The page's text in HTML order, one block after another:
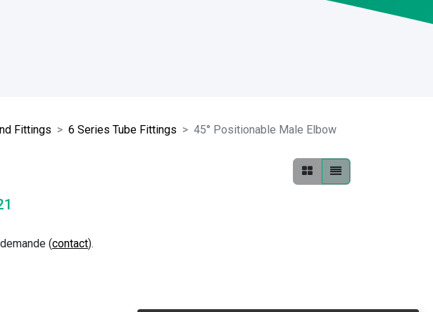
Fittings 6 Series Tube Fittings 45° Positionable Male Elbow
(contact).